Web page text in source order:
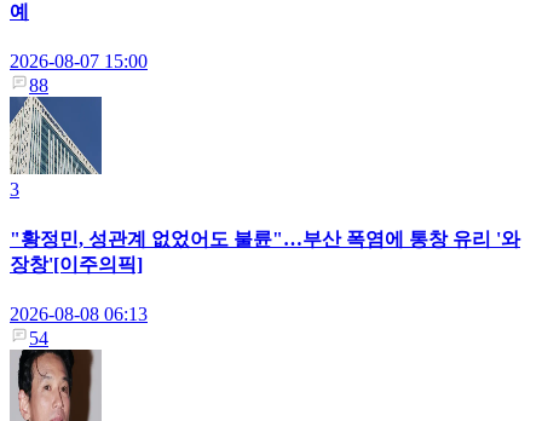
예
2026-08-07 15:00
88
3
"황정민, 성관계 없었어도 불륜"…부산 폭염에 통창 유리 '와
장창'[이주의픽]
2026-08-08 06:13
54